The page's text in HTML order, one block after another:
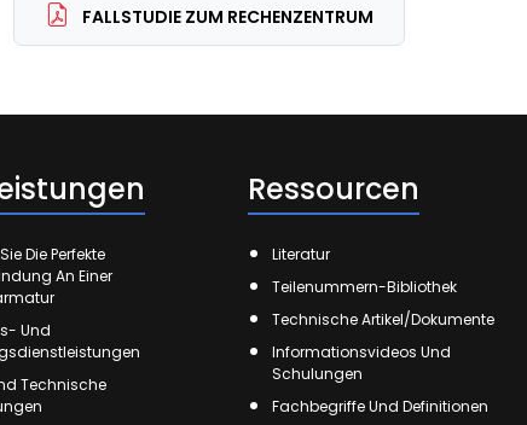
FALLSTUDIE ZUM RECHENZENTRUM
Die Perfekte
An Einer
Und
Technische
Ressourcen
Literatur
Teilenummern-Bibliothek
Technische Artikel/Dokumente
Informationsvideos Und
Schulungen
Fachbegriffe Und Definitionen